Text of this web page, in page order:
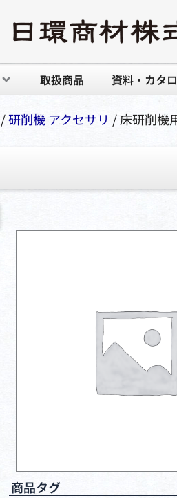
取扱商品 資料・カタ
/研削機 アクセサリ / 床研削機
商品タグ